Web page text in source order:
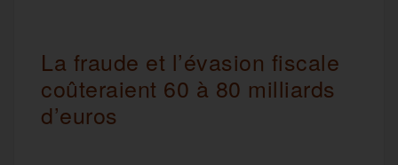
La fraude et l’évasion fiscale
coûteraient 60 à 80 milliards
d’euros